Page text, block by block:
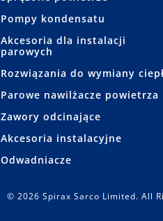
Pompy kondensatu
Akcesoria dla instalacji
parowych
Rozwiązania do wymiany
Parowe nawilżacze powietrza
Zawory odcinające
Akcesoria instalacyjne
Odwadniacze
© 2026 Spirax Sarco Limited. All